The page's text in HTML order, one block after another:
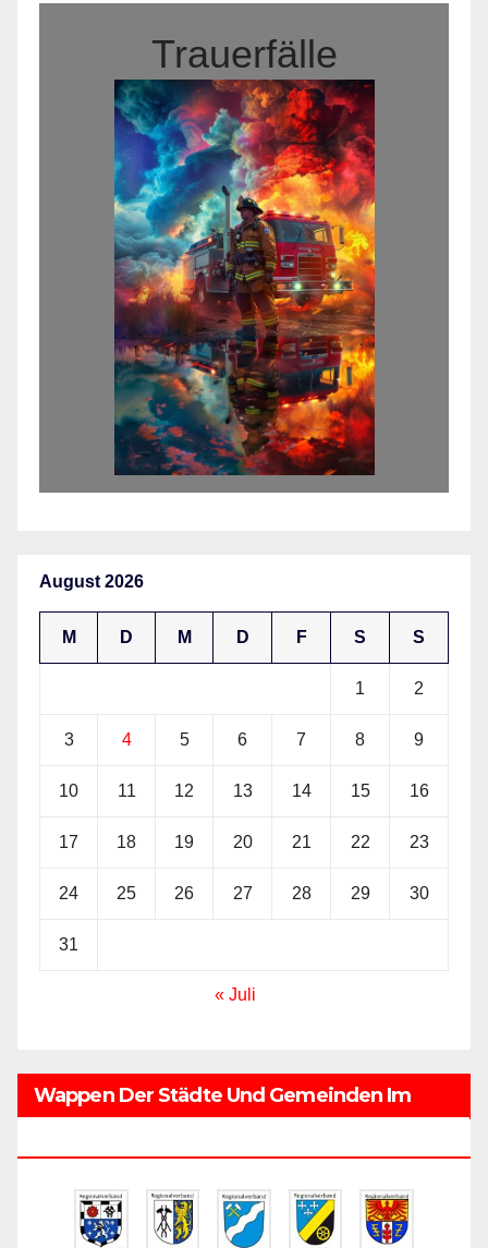
Trauerfälle
August 2026
M D M D F S S
1 2
3 4 5 6 7 8 9
10 11 12 13 14 15 16
17 18 19 20 21 22 23
24 25 26 27 28 29 30
31
« Juli
Wappen Der Städte Und Gemeinden Im